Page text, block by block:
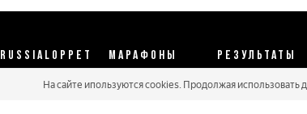
RUSSIALOPPET МАРАФОНЫ РЕЗУЛЬТАТЫ
Календарь 2026
Протоколы 2025
На сайте ипользуются cookies. Продолжая использовать